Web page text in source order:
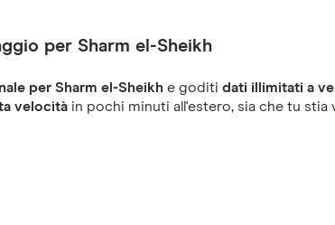
per Sharm el-Sheikh
per Sharm el-Sheikh e goditidati illimitati a
velocità in pochi minuti all'estero, sia che tu stia